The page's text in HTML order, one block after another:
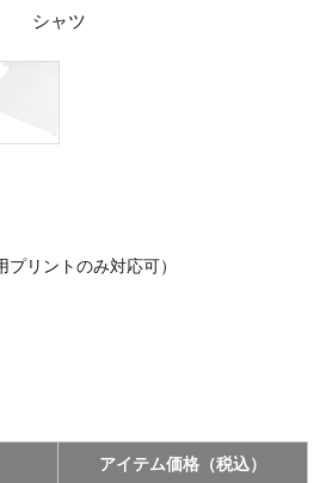
シャツ
リントのみ対応可）
アイテム価格（税込）